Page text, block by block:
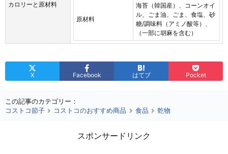
カロリーと原材料
原材料
海苔（韓国産）、コーンオイ
ル、ごま油、ごま、食塩、砂
糖/調味料（アミノ酸等）、
（一部に胡麻を含む）
X Facebook はてブ Pocket
この記事のカテゴリー：
コストコ節子
コストコのおすすめ商品 食品 乾物
スポンサードリンク